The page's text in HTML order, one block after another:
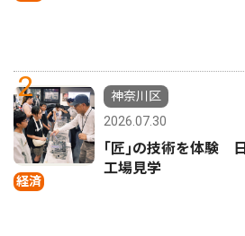
2
経済
神奈川区
2026.07.30
｢匠｣の技術を体験
工場見学